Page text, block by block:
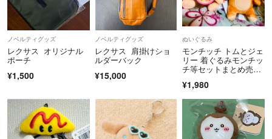
ノベルティグッズ
レクサス オリジナル
ポーチ
¥1,500
ノベルティグッズ
レクサス 肩掛けショ
ルダーバック
¥15,000
ぬいぐるみ
モンチッチ トムとジェ
リー 着ぐるみモンチッ
チ等セットまとめ売り
¥1,980